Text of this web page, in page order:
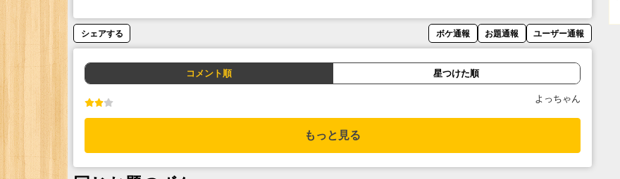
シェアする ボケ通報 お題通報 ユーザー通報
コメント順 星つけた順
よっちゃん
もっと見る